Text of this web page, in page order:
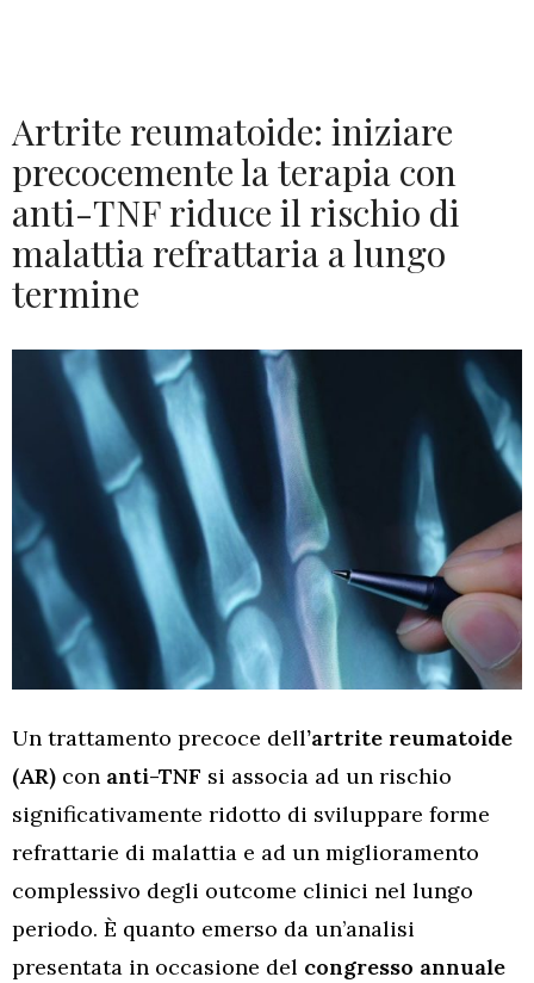
Artrite reumatoide: iniziare
precocemente la terapia con
anti-TNF riduce il rischio di
malattia refrattaria a lungo
termine
Un trattamento precoce dell’artrite reumatoide
(AR) con anti-TNF si associa ad un rischio
significativamente ridotto di sviluppare forme
refrattarie di malattia e ad un miglioramento
complessivo degli outcome clinici nel lungo
periodo. È quanto emerso da un’analisi
presentata in occasione del congresso annuale